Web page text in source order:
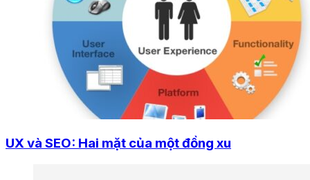
UX và SEO: Hai mặt của một đồng xu